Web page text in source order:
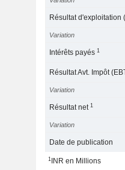
Résultat d'exploitation
Variation
Intérêts payés1
Résultat Avt. Impôt
Variation
Résultat net1
Variation
Date de publication
1INR en Millions